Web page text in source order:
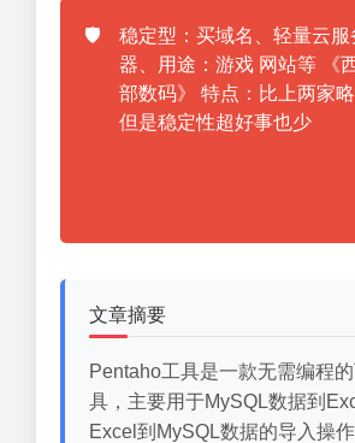
🛡️
稳定型：买域名、轻量云服
器、用途：游戏 网站等 《
部数码》 特点：比上两家
但是稳定性超好事也少
文章摘要
Pentaho工具是一款无需编程
具，主要用于MySQL数据到
Excel到MySQL数据的导入操